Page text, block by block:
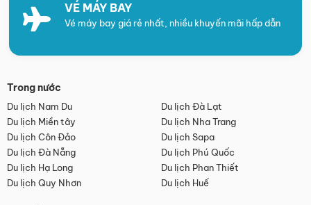
VÉ MÁY BAY
Vé máy bay giá rẻ nhất, nhiều khuyến mãi hấp dẫn
Trong nước
Du lịch Nam Du
Du lịch Đà Lạt
Du lịch Miền tây
Du lịch Nha Trang
Du lịch Côn Đảo
Du lịch Sapa
Du lịch Đà Nẵng
Du lịch Phú Quốc
Du lịch Hạ Long
Du lịch Phan Thiết
Du lịch Quy Nhơn
Du lịch Huế